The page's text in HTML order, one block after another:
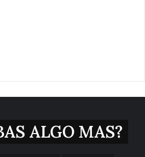
ALGO MAS?